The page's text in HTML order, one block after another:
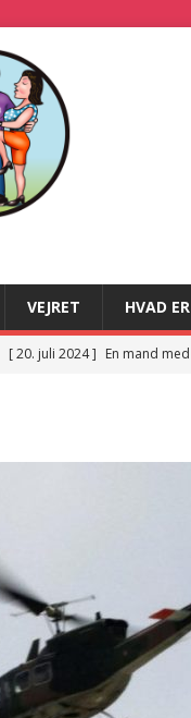
VEJRET HVAD
[ 20. juli 2024 ] En mand
KRIMINALITET
John
KRIMINALITET